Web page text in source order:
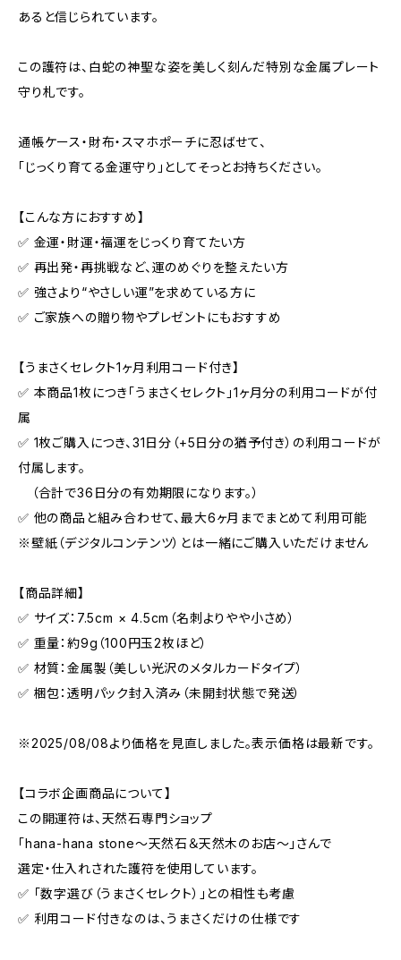
あると信じられています。
この護符は、白蛇の神聖な姿を美しく刻んだ特別な金属プレート
守り札です。
通帳ケース・財布・スマホポーチに忍ばせて、
「じっくり育てる金運守り」としてそっとお持ちください。
【こんな方におすすめ】
✅ 金運・財運・福運をじっくり育てたい方
✅ 再出発・再挑戦など、運のめぐりを整えたい方
✅ 強さより“やさしい運”を求めている方に
✅ ご家族への贈り物やプレゼントにもおすすめ
【うまさくセレクト1ヶ月利用コード付き】
✅ 本商品1枚につき「うまさくセレクト」1ヶ月分の利用コードが付
属
✅ 1枚ご購入につき、31日分（+5日分の猶予付き）の利用コードが
付属します。
（合計で36日分の有効期限になります。）
✅ 他の商品と組み合わせて、最大6ヶ月までまとめて利用可能
※壁紙（デジタルコンテンツ）とは一緒にご購入いただけません
【商品詳細】
✅ サイズ：7.5cm × 4.5cm（名刺よりやや小さめ）
✅ 重量：約9g（100円玉2枚ほど）
✅ 材質：金属製（美しい光沢のメタルカードタイプ）
✅ 梱包：透明パック封入済み（未開封状態で発送）
※2025/08/08より価格を見直しました。表示価格は最新です。
【コラボ企画商品について】
この開運符は、天然石専門ショップ
「hana-hana stone～天然石＆天然木のお店～」さんで
選定・仕入れされた護符を使用しています。
✅ 「数字選び（うまさくセレクト）」との相性も考慮
✅ 利用コード付きなのは、うまさくだけの仕様です